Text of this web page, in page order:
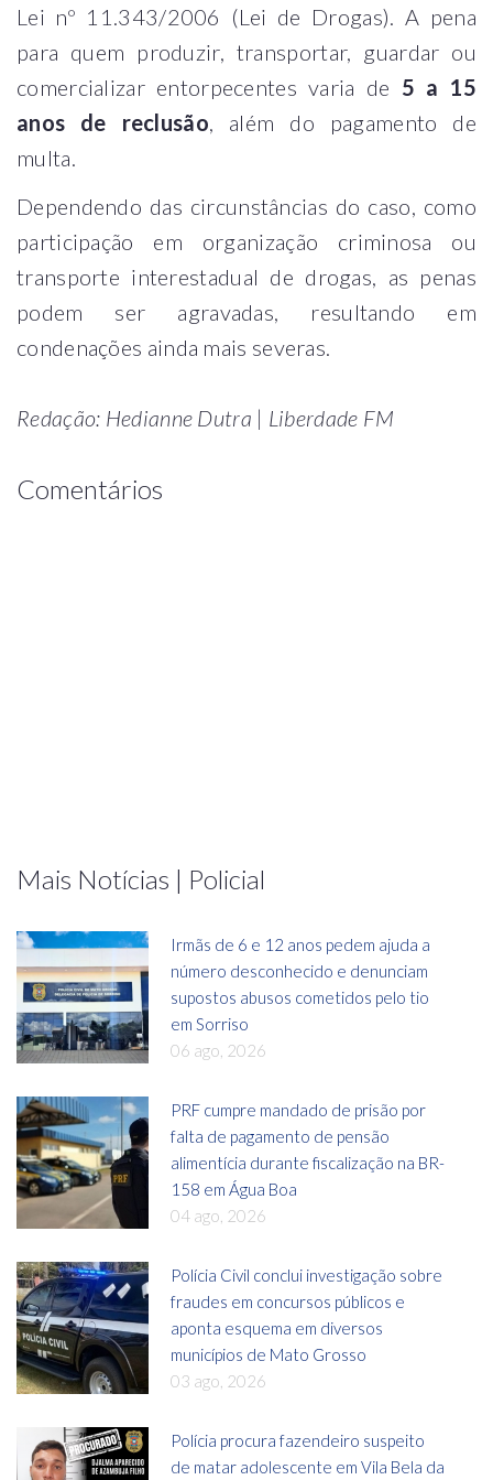
Lei nº 11.343/2006 (Lei de Drogas). A pena
para quem produzir, transportar, guardar ou
comercializar entorpecentes varia de 5 a 15
anos de reclusão, além do pagamento de
multa.
Dependendo das circunstâncias do caso, como
participação em organização criminosa ou
transporte interestadual de drogas, as penas
podem ser agravadas, resultando em
condenações ainda mais severas.
Redação: Hedianne Dutra | Liberdade FM
Comentários
Mais Notícias | Policial
Irmãs de 6 e 12 anos pedem ajuda a
número desconhecido e denunciam
supostos abusos cometidos pelo tio
em Sorriso
06 ago, 2026
PRF cumpre mandado de prisão por
falta de pagamento de pensão
alimentícia durante fiscalização na BR-
158 em Água Boa
04 ago, 2026
Polícia Civil conclui investigação sobre
fraudes em concursos públicos e
aponta esquema em diversos
municípios de Mato Grosso
03 ago, 2026
Polícia procura fazendeiro suspeito
de matar adolescente em Vila Bela da